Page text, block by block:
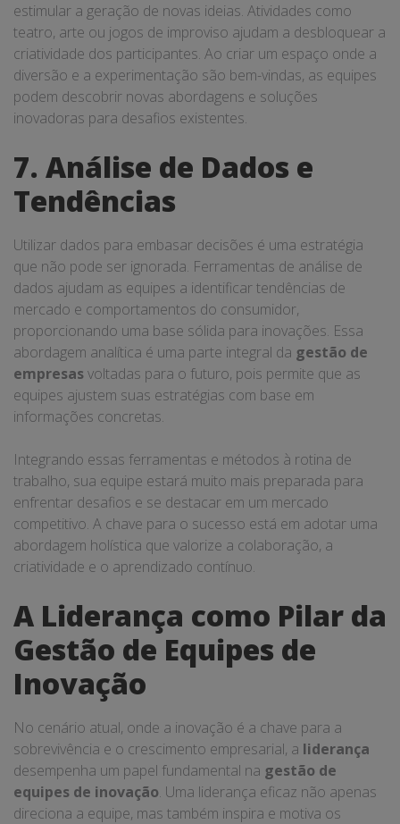
estimular a geração de novas ideias. Atividades como
teatro, arte ou jogos de improviso ajudam a desbloquear a
criatividade dos participantes. Ao criar um espaço onde a
diversão e a experimentação são bem-vindas, as equipes
podem descobrir novas abordagens e soluções
inovadoras para desafios existentes.
7. Análise de Dados e
Tendências
Utilizar dados para embasar decisões é uma estratégia
que não pode ser ignorada. Ferramentas de análise de
dados ajudam as equipes a identificar tendências de
mercado e comportamentos do consumidor,
proporcionando uma base sólida para inovações. Essa
abordagem analítica é uma parte integral da gestão de
empresasvoltadas para o futuro, pois permite que as
equipes ajustem suas estratégias com base em
informações concretas.
Integrando essas ferramentas e métodos à rotina de
trabalho, sua equipe estará muito mais preparada para
enfrentar desafios e se destacar em um mercado
competitivo. A chave para o sucesso está em adotar uma
abordagem holística que valorize a colaboração, a
criatividade e o aprendizado contínuo.
A Liderança como Pilar da
Gestão de Equipes de
Inovação
No cenário atual, onde a inovação é a chave para a
sobrevivência e o crescimento empresarial, a liderança
desempenha um papel fundamental na gestão de
equipes de inovação. Uma liderança eficaz não apenas
direciona a equipe, mas também inspira e motiva os